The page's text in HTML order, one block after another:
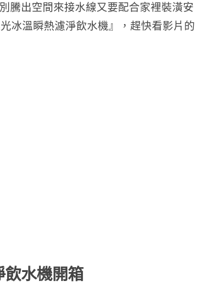
騰出空間來接水線又要配合家裡裝潢安
冰溫瞬熱濾淨飲水機』，趕快看影片的
水機開箱